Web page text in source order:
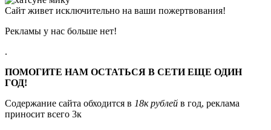
Сайт живет исключительно на ваши пожертвования!
Рекламы у нас больше нет!
.
ПОМОГИТЕ НАМ ОСТАТЬСЯ В СЕТИ ЕЩЕ ОДИН
ГОД!
Содержание сайта обходится в 18к рублей в год, реклама
приносит всего 3к